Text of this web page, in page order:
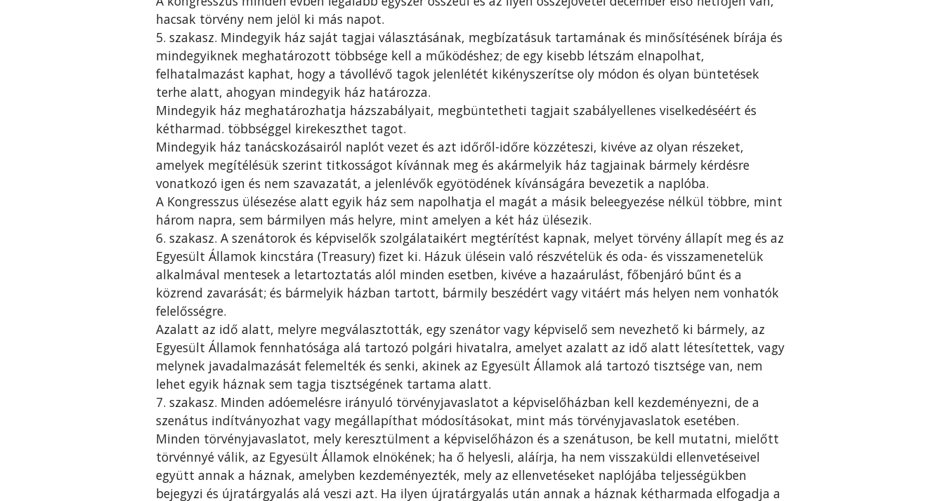
hacsak törvény nem jelöl ki más napot.
5. szakasz. Mindegyik ház saját tagjai választásának, megbízatásuk tartamának és minősítésének bírája és
mindegyiknek meghatározott többsége kell a működéshez; de egy kisebb létszám elnapolhat,
felhatalmazást kaphat, hogy a távollévő tagok jelenlétét kikényszerítse oly módon és olyan büntetések
terhe alatt, ahogyan mindegyik ház határozza.
Mindegyik ház meghatározhatja házszabályait, megbüntetheti tagjait szabályellenes viselkedéséért és
kétharmad. többséggel kirekeszthet tagot.
Mindegyik ház tanácskozásairól naplót vezet és azt időről-időre közzéteszi, kivéve az olyan részeket,
amelyek megítélésük szerint titkosságot kívánnak meg és akármelyik ház tagjainak bármely kérdésre
vonatkozó igen és nem szavazatát, a jelenlévők egyötödének kívánságára bevezetik a naplóba.
A Kongresszus ülésezése alatt egyik ház sem napolhatja el magát a másik beleegyezése nélkül többre, mint
három napra, sem bármilyen más helyre, mint amelyen a két ház ülésezik.
6. szakasz. A szenátorok és képviselők szolgálataikért megtérítést kapnak, melyet törvény állapít meg és az
Egyesült Államok kincstára (Treasury) fizet ki. Házuk ülésein való részvételük és oda- és visszamenetelük
alkalmával mentesek a letartoztatás alól minden esetben, kivéve a hazaárulást, főbenjáró bűnt és a
közrend zavarását; és bármelyik házban tartott, bármily beszédért vagy vitáért más helyen nem vonhatók
felelősségre.
Azalatt az idő alatt, melyre megválasztották, egy szenátor vagy képviselő sem nevezhető ki bármely, az
Egyesült Államok fennhatósága alá tartozó polgári hivatalra, amelyet azalatt az idő alatt létesítettek, vagy
melynek javadalmazását felemelték és senki, akinek az Egyesült Államok alá tartozó tisztsége van, nem
lehet egyik háznak sem tagja tisztségének tartama alatt.
7. szakasz. Minden adóemelésre irányuló törvényjavaslatot a képviselőházban kell kezdeményezni, de a
szenátus indítványozhat vagy megállapíthat módosításokat, mint más törvényjavaslatok esetében.
Minden törvényjavaslatot, mely keresztülment a képviselőházon és a szenátuson, be kell mutatni, mielőtt
törvénnyé válik, az Egyesült Államok elnökének; ha ő helyesli, aláírja, ha nem visszaküldi ellenvetéseivel
együtt annak a háznak, amelyben kezdeményezték, mely az ellenvetéseket naplójába teljességükben
bejegyzi és újratárgyalás alá veszi azt. Ha ilyen újratárgyalás után annak a háznak kétharmada elfogadja a